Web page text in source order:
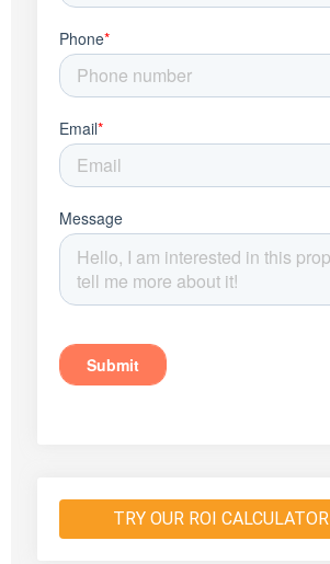
TRY OUR ROI CALCULATOR